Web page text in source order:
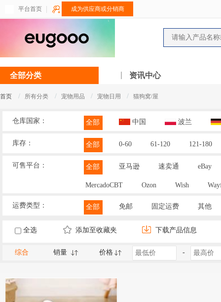
平台首页 成为供应商或分销商
全部分类 资讯中心
首页 / 所有分类 / 宠物用品 / 宠物日用 / 猫狗窝/屋
仓库国家： 全部 中国 波兰
库存： 全部 0-60 61-120 121-180
可售平台： 全部 亚马逊 速卖通 eBay
MercadoCBT Ozon Wish
运费类型： 全部 免邮 固定运费 其他
全选 添加至收藏夹 下载产品信息
综合 销量 价格 -